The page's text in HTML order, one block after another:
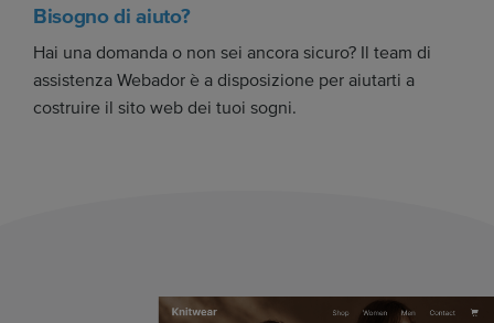
Bisogno di aiuto?
Hai una domanda o non sei ancora sicuro? Il team di
assistenza Webador è a disposizione per aiutarti a
costruire il sito web dei tuoi sogni.